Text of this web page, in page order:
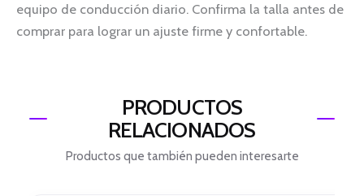
equipo de conducción diario. Confirma la talla antes de
comprar para lograr un ajuste firme y confortable.
PRODUCTOS
RELACIONADOS
Productos que también pueden interesarte